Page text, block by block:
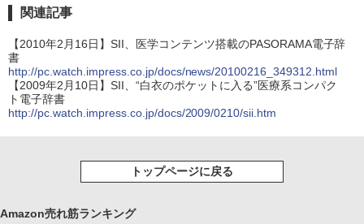
関連記事
【2010年2月16日】SII、医学コンテンツ搭載のPASORAMA電子辞
書
http://pc.watch.impress.co.jp/docs/news/20100216_349312.html
【2009年2月10日】SII、“白衣のポケットに入る”医療系コンパク
ト電子辞書
http://pc.watch.impress.co.jp/docs/2009/0210/sii.htm
トップページに戻る
Amazon売れ筋ランキング